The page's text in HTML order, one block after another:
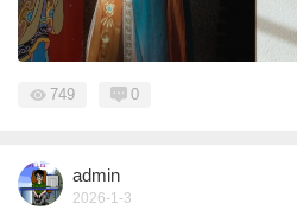
749 0
admin
2026-1-3